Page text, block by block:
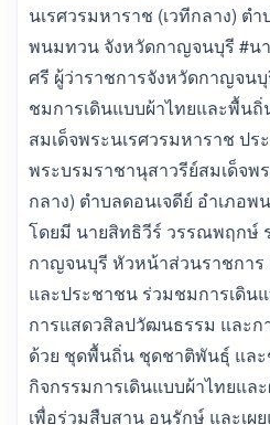
นเรศวรมหาราช (เวทีกลาง) ตำ
พนมทวน จังหวัดกาญจนบุรี #นา
ศรี ผู้ว่าราชการจังหวัดกาญจน
ชมการเดินแบบผ้าไทยและพื้นถิ่
สมเด็จพระนเรศวรมหาราช ป
พระบรมราชานุสาวรีย์สมเด็จพ
กลาง) ตำบลดอนเจดีย์ อำเภอ
โดยมี นายสิทธิวีร์ วรรณพฤกษ์
กาญจนบุรี หัวหน้าส่วนราชการ
และประชาชน ร่วมชมการเดิน
การแสดวสิลปวัฒนธรรม และก
ด้วย ชุดพื้นถิ่น ชุดชาติพันธุ์ แล
กิจกรรมการเดินแบบผ้าไทยแ
เพื่อร่วมสืบสาน อนุรักษ์ และเ